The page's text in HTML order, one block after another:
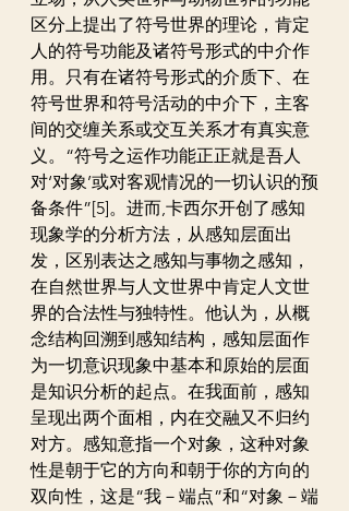
区分上提出了符号世界的理论，肯定
人的符号功能及诸符号形式的中介作
用。只有在诸符号形式的介质下、在
符号世界和符号活动的中介下，主客
间的交缠关系或交互关系才有真实意
义。“符号之运作功能正正就是吾人
对‘对象’或对客观情况的一切认识的预
备条件”[5]。进而,卡西尔开创了感知
现象学的分析方法，从感知层面出
发，区别表达之感知与事物之感知，
在自然世界与人文世界中肯定人文世
界的合法性与独特性。他认为，从概
念结构回溯到感知结构，感知层面作
为一切意识现象中基本和原始的层面
是知识分析的起点。在我面前，感知
呈现出两个面相，内在交融又不归约
对方。感知意指一个对象，这种对象
性是朝于它的方向和朝于你的方向的
双向性，这是“我－端点”和“对象－端